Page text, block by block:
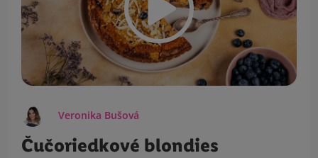
Veronika Bušová
Čučoriedkové blondies